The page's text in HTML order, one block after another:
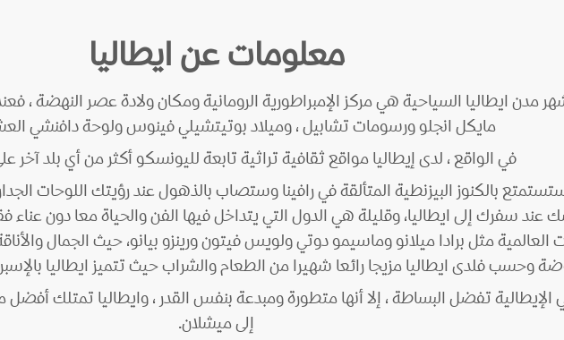
معلومات عن ايطاليا
مدن ايطاليا السياحية هي مركز الإمبراطورية الرومانية ومكان ولادة عصر النهضة ،
مايكل انجلو ورسومات تشابيل ، وميلاد بوتيتشيلي فينوس ولوحة دافنشي
في الواقع ، لدى إيطاليا مواقع ثقافية تراثية تابعة لليونسكو أكثر من أي بلد آخر
بالكنوز البيزنطية المتألقة في رافينا وستصاب بالذهول عند رؤيتك اللوحات
سفرك إلى ايطاليا، وقليلة هي الدول التي يتداخل فيها الفن والحياة معا دون عناء
العالمية مثل برادا ميلانو وماسيمو دوتي ولويس فيتون ورينزو بيانو، حيث الجمال
فلدى ايطاليا مزيجا رائعا شهيرا من الطعام والشراب حيث تتميز ايطاليا
تفضل البساطة ، إلا أنها متطورة ومبدعة بنفس القدر ، وايطاليا تمتلك
إلى ميشلان.